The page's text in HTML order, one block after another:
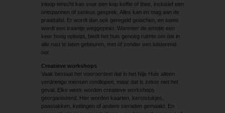
inloop terecht kan voor een kop koffie of thee, inclusief een
ontspannen of serieus gesprek. Alles kan en mag aan de
praattafel. Er wordt dan ook geregeld gelachen, en soms
wordt een traantje weggepinkt. Wanneer de emotie een
keer hoog oploopt, biedt het huis genoeg ruimte om dat in
alle rust te laten gebeuren, met of zonder een luisterend
oor.
Creatieve workshops
Vaak bestaat het vooroordeel dat in het Nije Huis alleen
verdrietige mensen rondlopen, maar dat is zeker niet het
geval. Elke week worden creatieve workshops
georganiseerd. Hier worden kaarten, kerststukjes,
paastakken, kettingen of andere sieraden gemaakt. En